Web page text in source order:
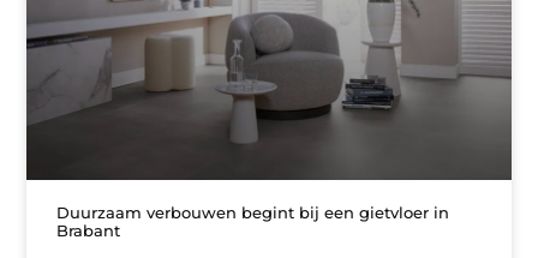
Duurzaam verbouwen begint bij een gietvloer in
Brabant